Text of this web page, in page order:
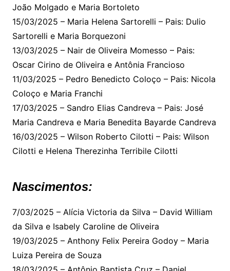
João Molgado e Maria Bortoleto
15/03/2025 – Maria Helena Sartorelli – Pais: Dulio
Sartorelli e Maria Borquezoni
13/03/2025 – Nair de Oliveira Momesso – Pais:
Oscar Cirino de Oliveira e Antônia Francioso
11/03/2025 – Pedro Benedicto Coloço – Pais: Nicola
Coloço e Maria Franchi
17/03/2025 – Sandro Elias Candreva – Pais: José
Maria Candreva e Maria Benedita Bayarde Candreva
16/03/2025 – Wilson Roberto Cilotti – Pais: Wilson
Cilotti e Helena Therezinha Terribile Cilotti
Nascimentos:
7/03/2025 – Alícia Victoria da Silva – David William
da Silva e Isabely Caroline de Oliveira
19/03/2025 – Anthony Felix Pereira Godoy – Maria
Luiza Pereira de Souza